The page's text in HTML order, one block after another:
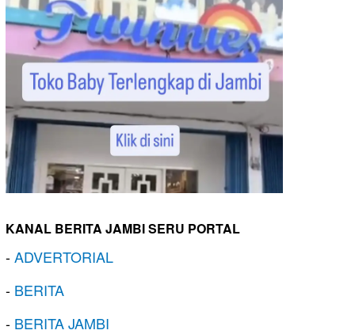
KANAL BERITA JAMBI SERU PORTAL
-ADVERTORIAL
- BERITA
- BERITA JAMBI